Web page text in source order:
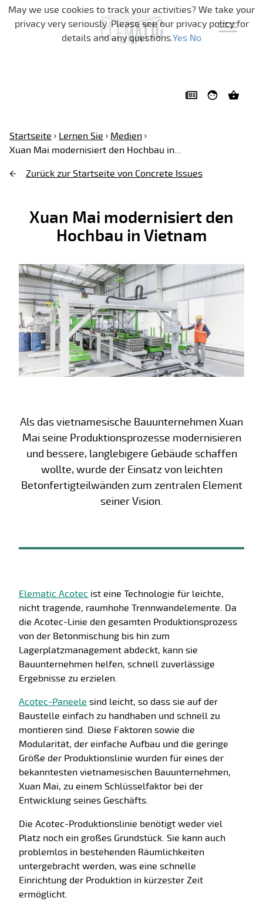
Navigation überspringen
Startseite Lernen Sie
Medien
Xuan Mai modernisiert den Hochbau in...
Zurück zur Startseite von Concrete Issues
Xuan Mai modernisiert den
Hochbau in Vietnam
Als das vietnamesische Bauunternehmen Xuan
Mai seine Produktionsprozesse modernisieren
und bessere, langlebigere Gebäude schaffen
wollte, wurde der Einsatz von leichten
Betonfertigteilwänden zum zentralen Element
seiner Vision.
Elematic Acotec ist eine Technologie für leichte,
nicht tragende, raumhohe Trennwandelemente. Da
die Acotec-Linie den gesamten Produktionsprozess
von der Betonmischung bis hin zum
Lagerplatzmanagement abdeckt, kann sie
Bauunternehmen helfen, schnell zuverlässige
Ergebnisse zu erzielen.
Acotec-Paneele sind leicht, so dass sie auf der
Baustelle einfach zu handhaben und schnell zu
montieren sind. Diese Faktoren sowie die
Modularität, der einfache Aufbau und die geringe
Größe der Produktionslinie wurden für eines der
bekanntesten vietnamesischen Bauunternehmen,
Xuan Mai, zu einem Schlüsselfaktor bei der
Entwicklung seines Geschäfts.
Die Acotec-Produktionslinie benötigt weder viel
Platz noch ein großes Grundstück. Sie kann auch
problemlos in bestehenden Räumlichkeiten
untergebracht werden, was eine schnelle
Einrichtung der Produktion in kürzester Zeit
ermöglicht.
May we use cookies to track your activities? We take your
privacy very seriously. Please see our privacy policy for
details and any questions.Yes No